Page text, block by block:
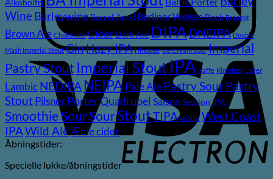
Alkoholfri
Wine BarleywineBarrel Aged Berliner WeisseBock Braggot
Brown Ale Chokolade CiderDark AleDIPADNEIPA Double
Mash Imperial Stout GinHazy IPA Hindbær Ice Cream Sour Imperial
Pastry Stout Imperial StoutIPA Kaffe Kirsebær Lager
LambicNEDIPA NEIPA Pale AlePastry SourPastry
StoutPilsnerPorterQuadrupel Saison Session IPA
Smoothie SourSourStoutTIPA Vanilje West Coast
IPAWild AleÆble cider
Åbningstider:
Specielle lukke/åbningstider